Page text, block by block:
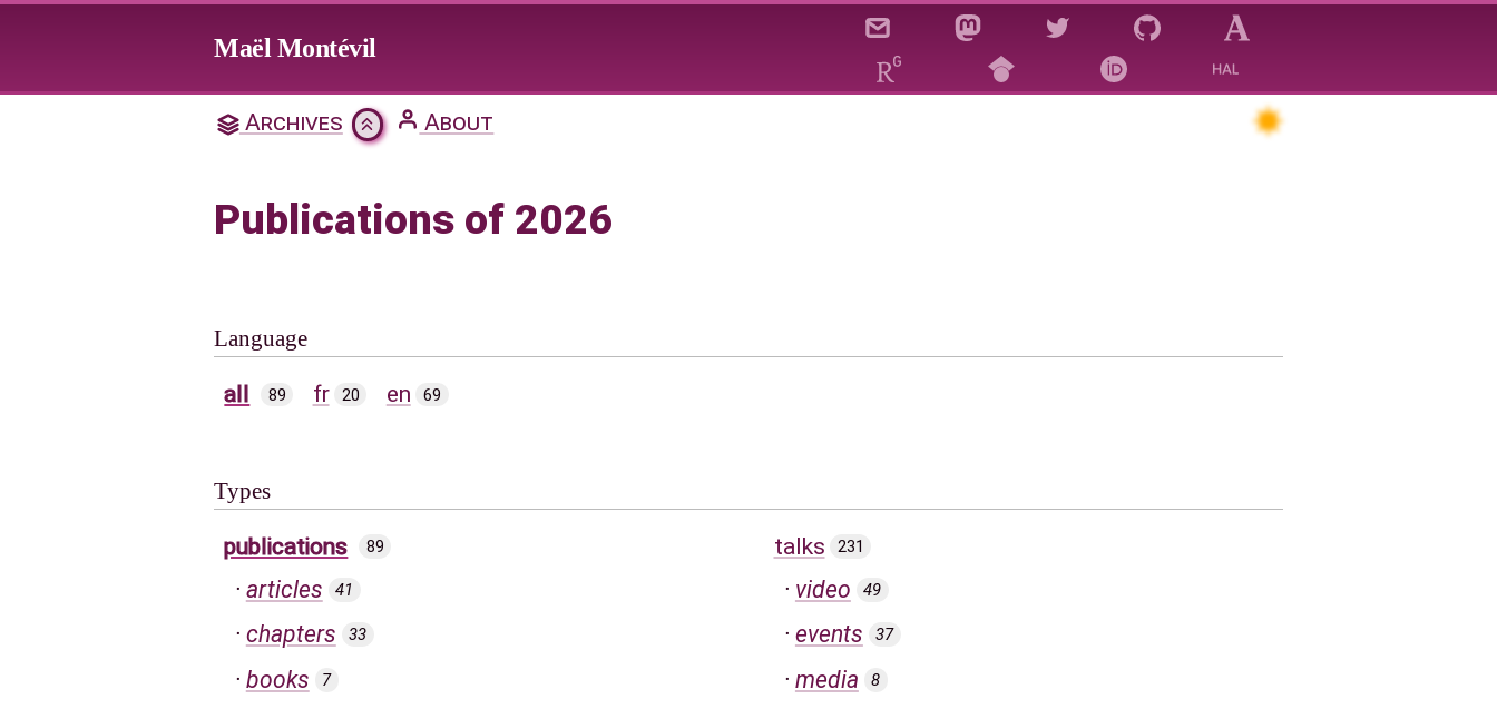
Maël Montévil
Archives About
Publications of 2026
Language
all 89 fr 20 en 69
Types
publications 89
articles 41
chapters 33
books 7
talks 231
video 49
events 37
media 8